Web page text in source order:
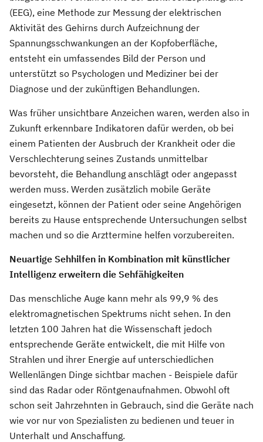
(EEG), eine Methode zur Messung der elektrischen
Aktivität des Gehirns durch Aufzeichnung der
Spannungsschwankungen an der Kopfoberfläche,
entsteht ein umfassendes Bild der Person und
unterstützt so Psychologen und Mediziner bei der
Diagnose und der zukünftigen Behandlungen.
Was früher unsichtbare Anzeichen waren, werden also in
Zukunft erkennbare Indikatoren dafür werden, ob bei
einem Patienten der Ausbruch der Krankheit oder die
Verschlechterung seines Zustands unmittelbar
bevorsteht, die Behandlung anschlägt oder angepasst
werden muss. Werden zusätzlich mobile Geräte
eingesetzt, können der Patient oder seine Angehörigen
bereits zu Hause entsprechende Untersuchungen selbst
machen und so die Arzttermine helfen vorzubereiten.
Neuartige Sehhilfen in Kombination mit künstlicher
Intelligenz erweitern die Sehfähigkeiten
Das menschliche Auge kann mehr als 99,9 % des
elektromagnetischen Spektrums nicht sehen. In den
letzten 100 Jahren hat die Wissenschaft jedoch
entsprechende Geräte entwickelt, die mit Hilfe von
Strahlen und ihrer Energie auf unterschiedlichen
Wellenlängen Dinge sichtbar machen - Beispiele dafür
sind das Radar oder Röntgenaufnahmen. Obwohl oft
schon seit Jahrzehnten in Gebrauch, sind die Geräte nach
wie vor nur von Spezialisten zu bedienen und teuer in
Unterhalt und Anschaffung.